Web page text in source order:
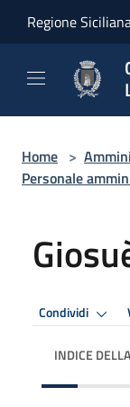
Regione
Home >
Personale
Condividi
INDICE